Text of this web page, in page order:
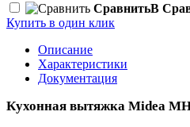
СравнитьВ
Купить в один клик
Описание
Характеристики
Документация
Кухонная вытяжка Midea